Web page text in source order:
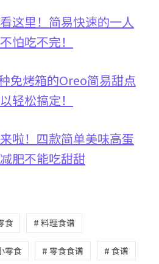
这里！简易快速的一人
怕吃不完！
免烤箱的Oreo简易甜点
轻松搞定！
啦！四款简单美味高蛋
肥不能吃甜甜
食 # 料理食谱
零食 # 零食食谱 # 食谱